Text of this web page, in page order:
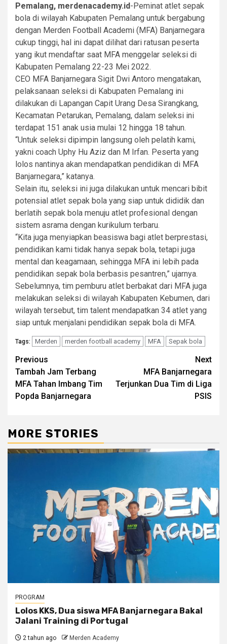
Pemalang, merdenacademy.id-Peminat atlet sepak
bola di wilayah Kabupaten Pemalang untuk bergabung
dengan Merden Football Academi (MFA) Banjarnegara
cukup tinggi, hal ini dapat dilihat dari ratusan peserta
yang ikut mendaftar saat MFA menggelar seleksi di
Kabupaten Pemalang 22-23 Mei 2022.
CEO MFA Banjarnegara Sigit Dwi Antoro mengatakan,
pelaksanaan seleksi di Kabupaten Pemalang ini
dilakukan di Lapangan Capit Urang Desa Sirangkang,
Kecamatan Petarukan, Pemalang, dalam seleksi ini
terdapat 151 anak usia mulai 12 hingga 18 tahun.
“Untuk seleksi dipimpin langsung oleh pelatih kami,
yakni coach Uphy Hu Aziz dan M Irfan. Peserta yang
lolos nantinya akan mendapatkan pendidikan di MFA
Banjarnegara,” katanya.
Selain itu, seleksi ini juga dilakukan untuk mencari bibit
potensial atlet sepak bola yang siap untuk dididik dan
berlatih sepak bola menuju atlet profesional dengan
sistem asrama dengan kurikulum terbaru.
“Kita juga menyiapkan beasiswa bagi atlet berprestasi,
pendidikan kami tidak hanya sepak bola, tetapi juga
mental dan keagamaan, sehingga MFA ini lebih pada
pendidikan sepak bola berbasis pesantren,” ujarnya.
Sebelumnya, tim pemburu atlet berbakat dari MFA juga
melakukan seleksi di wilayah Kabupaten Kebumen, dari
wilayah tersebut, tim talent mendapatkan 34 atlet yang
siap untuk menjalani pendidikan sepak bola di MFA.
Tags: Merden merden football academy MFA Sepak bola
Post
navigation
Previous
Tambah Jam Terbang
MFA Tahan Imbang Tim
Popda Banjarnegara
Next
MFA Banjarnegara
Terjunkan Dua Tim di Liga
PSIS
MORE STORIES
PROGRAM
Lolos KKS, Dua siswa MFA Banjarnegara Bakal
Jalani Training di Portugal
2 tahun ago Merden Academy